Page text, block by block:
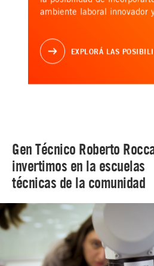
ambiente laboral innovador
EXPLORÁ LAS
Gen Técnico Roberto
invertimos en la escuelas
técnicas de la comunidad